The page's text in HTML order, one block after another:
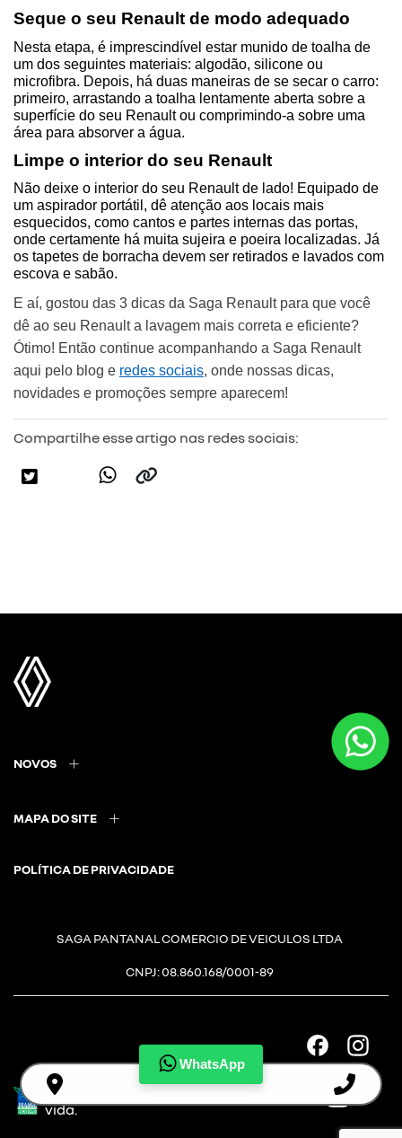
WhatsApp
Seque o seu Renault de modo adequado
Nesta etapa, é imprescindível estar munido de toalha de
um dos seguintes materiais: algodão, silicone ou
microfibra. Depois, há duas maneiras de se secar o carro:
primeiro, arrastando a toalha lentamente aberta sobre a
superfície do seu Renault ou comprimindo-a sobre uma
área para absorver a água.
Limpe o interior do seu Renault
Não deixe o interior do seu Renault de lado! Equipado de
um aspirador portátil, dê atenção aos locais mais
esquecidos, como cantos e partes internas das portas,
onde certamente há muita sujeira e poeira localizadas. Já
os tapetes de borracha devem ser retirados e lavados com
escova e sabão.
E aí, gostou das 3 dicas da Saga Renault para que você
dê ao seu Renault a lavagem mais correta e eficiente?
Ótimo! Então continue acompanhando a Saga Renault
aqui pelo blog e redes sociais, onde nossas dicas,
novidades e promoções sempre aparecem!
Compartilhe esse artigo nas redes sociais:
NOVOS
MAPA DO SITE
POLÍTICA DE PRIVACIDADE
SAGA PANTANAL COMERCIO DE VEICULOS LTDA
CNPJ: 08.860.168/0001-89
Desacelere. Seu bem maior é a
vida.